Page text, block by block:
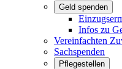
Geld spenden
Infos zu
Vereinfachten
Sachspenden
Pflegestellen